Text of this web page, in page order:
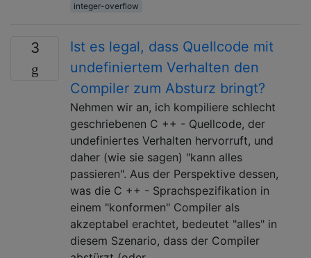
integer-overflow
3
Ist es legal, dass Quellcode mit
undefiniertem Verhalten den
Compiler zum Absturz bringt?
Nehmen wir an, ich kompiliere schlecht
geschriebenen C ++ - Quellcode, der
undefiniertes Verhalten hervorruft, und
daher (wie sie sagen) "kann alles
passieren". Aus der Perspektive dessen,
was die C ++ - Sprachspezifikation in
einem "konformen" Compiler als
akzeptabel erachtet, bedeutet "alles" in
diesem Szenario, dass der Compiler